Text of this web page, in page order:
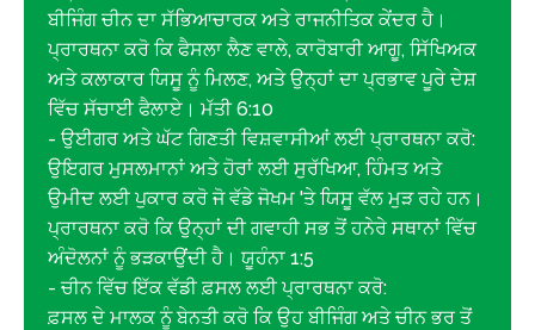
ਬੀਜਿੰਗ ਚੀਨ ਦਾ ਸੱਭਿਆਚਾਰਕ ਅਤੇ ਰਾਜਨੀਤਿਕ ਕੇਂਦਰ ਹੈ।
ਪ੍ਰਾਰਥਨਾ ਕਰੋ ਕਿ ਫੈਸਲਾ ਲੈਣ ਵਾਲੇ, ਕਾਰੋਬਾਰੀ ਆਗੂ, ਸਿੱਖਿਅਕ
ਅਤੇ ਕਲਾਕਾਰ ਯਿਸੂ ਨੂੰ ਮਿਲਣ, ਅਤੇ ਉਨ੍ਹਾਂ ਦਾ ਪ੍ਰਭਾਵ ਪੂਰੇ ਦੇਸ਼
ਵਿੱਚ ਸੱਚਾਈ ਫੈਲਾਏ। ਮੱਤੀ 6:10
- ਉਈਗਰ ਅਤੇ ਘੱਟ ਗਿਣਤੀ ਵਿਸ਼ਵਾਸੀਆਂ ਲਈ ਪ੍ਰਾਰਥਨਾ ਕਰੋ:
ਉਇਗਰ ਮੁਸਲਮਾਨਾਂ ਅਤੇ ਹੋਰਾਂ ਲਈ ਸੁਰੱਖਿਆ, ਹਿੰਮਤ ਅਤੇ
ਉਮੀਦ ਲਈ ਪੁਕਾਰ ਕਰੋ ਜੋ ਵੱਡੇ ਜੋਖਮ 'ਤੇ ਯਿਸੂ ਵੱਲ ਮੁੜ ਰਹੇ ਹਨ।
ਪ੍ਰਾਰਥਨਾ ਕਰੋ ਕਿ ਉਨ੍ਹਾਂ ਦੀ ਗਵਾਹੀ ਸਭ ਤੋਂ ਹਨੇਰੇ ਸਥਾਨਾਂ ਵਿੱਚ
ਅੰਦੋਲਨਾਂ ਨੂੰ ਭੜਕਾਉਂਦੀ ਹੈ। ਯੂਹੰਨਾ 1:5
- ਚੀਨ ਵਿੱਚ ਇੱਕ ਵੱਡੀ ਫ਼ਸਲ ਲਈ ਪ੍ਰਾਰਥਨਾ ਕਰੋ:
ਫ਼ਸਲ ਦੇ ਮਾਲਕ ਨੂੰ ਬੇਨਤੀ ਕਰੋ ਕਿ ਉਹ ਬੀਜਿੰਗ ਅਤੇ ਚੀਨ ਭਰ ਤੋਂ